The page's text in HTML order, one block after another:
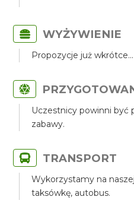
WYŻYWIENIE
Propozycje już wkrótce...
Uczestnicy powinni być
zabawy.
TRANSPORT
Wykorzystamy na
taksówkę, autobus.